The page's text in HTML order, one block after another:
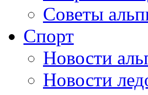
Советы
Спорт
Новости
Новости